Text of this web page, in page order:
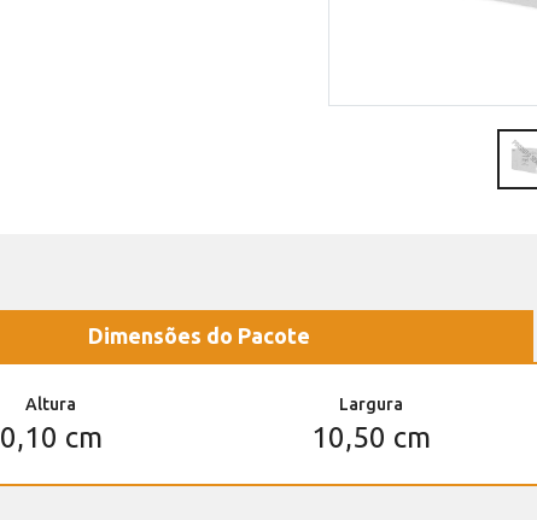
Dimensões do Pacote
Altura
0,10 cm
Largura
10,50 cm